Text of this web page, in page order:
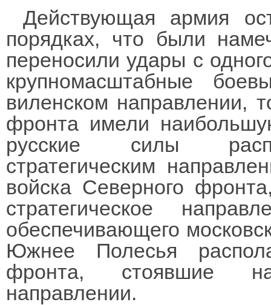
Действующая армия
порядках, что были
переносили удары с
крупномасштабные
виленском направлении,
фронта имели
русские силы
стратегическим
войска Северного
стратегическое
обеспечивающего
Южнее Полесья
фронта, стоявшие на
направлении.